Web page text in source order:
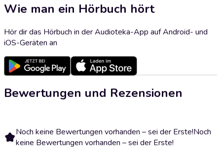
Wie man ein Hörbuch hört
Hör dir das Hörbuch in der Audioteka-App auf Android- und
iOS-Geräten an
Bewertungen und Rezensionen
Noch keine Bewertungen vorhanden – sei der Erste!Noch
keine Bewertungen vorhanden – sei der Erste!